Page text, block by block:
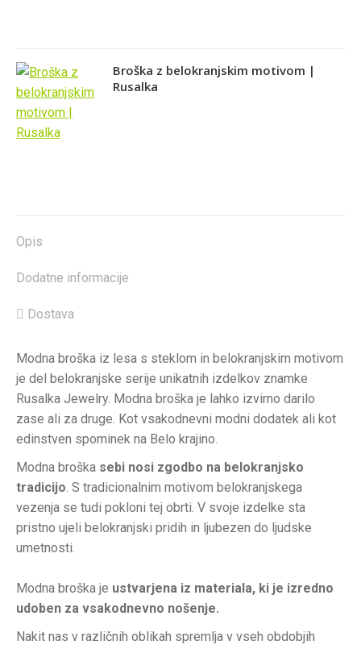
Broška z belokranjskim motivom |
Rusalka
Opis
Dodatne informacije
Dostava
Modna broška iz lesa s steklom in belokranjskim motivom
je del belokranjske serije unikatnih izdelkov znamke
Rusalka Jewelry. Modna broška je lahko izvirno darilo
zase ali za druge. Kot vsakodnevni modni dodatek ali kot
edinstven spominek na Belo krajino.
Modna broška sebi nosi zgodbo na belokranjsko
tradicijo. S tradicionalnim motivom belokranjskega
vezenja se tudi pokloni tej obrti. V svoje izdelke sta
pristno ujeli belokranjski pridih in ljubezen do ljudske
umetnosti.
Modna broška je ustvarjena iz materiala, ki je izredno
udoben za vsakodnevno nošenje.
Nakit nas v različnih oblikah spremlja v vseh obdobjih